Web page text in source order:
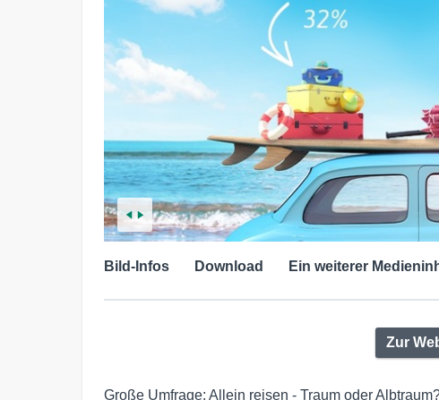
Bild-Infos Download Ein weiterer
Zur
Große Umfrage: Allein reisen - Traum oder